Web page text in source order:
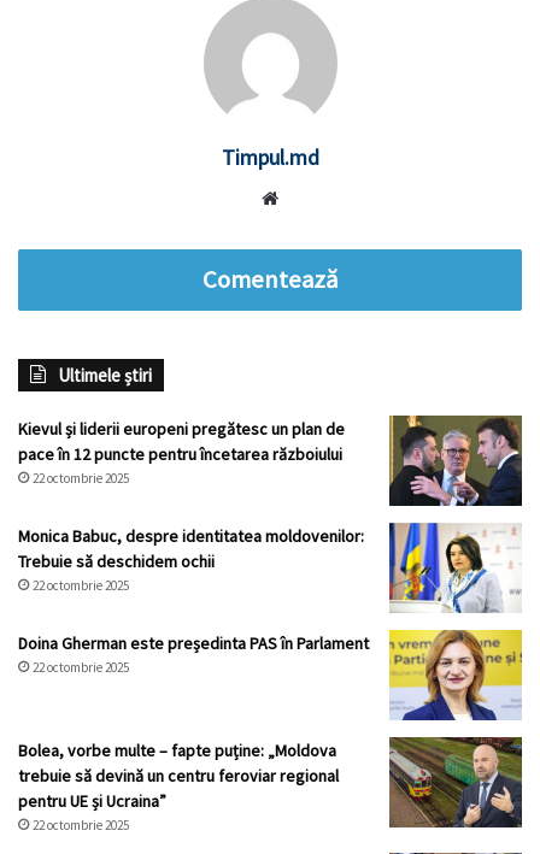
Timpul.md
Comentează
Ultimele știri
Kievul și liderii europeni pregătesc un plan de
pace în 12 puncte pentru încetarea războiului
22 octombrie 2025
Monica Babuc, despre identitatea moldovenilor:
Trebuie să deschidem ochii
22 octombrie 2025
Doina Gherman este președinta PAS în Parlament
22 octombrie 2025
Bolea, vorbe multe – fapte puține: „Moldova
trebuie să devină un centru feroviar regional
pentru UE și Ucraina”
22 octombrie 2025